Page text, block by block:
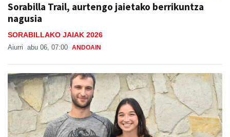
Sorabilla Trail, aurtengo jaietako berrikuntza
nagusia
SORABILLAKO JAIAK 2026
Aiurri abu 06, 07:00 ANDOAIN